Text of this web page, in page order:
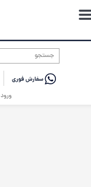
ورود
حساب کاربری من
تغییر گذر واژه
خروج از حساب کاربری